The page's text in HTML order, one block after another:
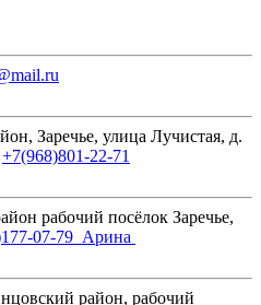
Заречье, улица Лучистая, д.
+7(968)801-22-71
рабочий посёлок Заречье,
07-79 Арина
район, рабочий